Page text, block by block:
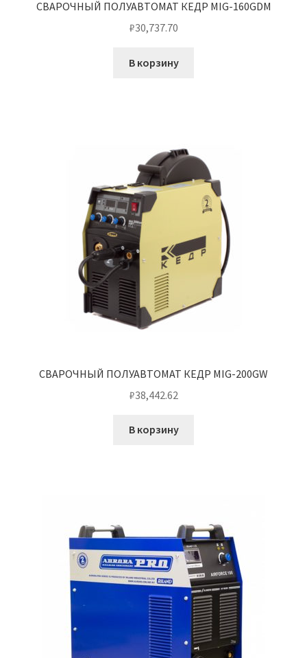
СВАРОЧНЫЙ ПОЛУАВТОМАТ КЕДР MIG-160GDM
₽30,737.70
В корзину
СВАРОЧНЫЙ ПОЛУАВТОМАТ КЕДР MIG-200GW
₽38,442.62
В корзину